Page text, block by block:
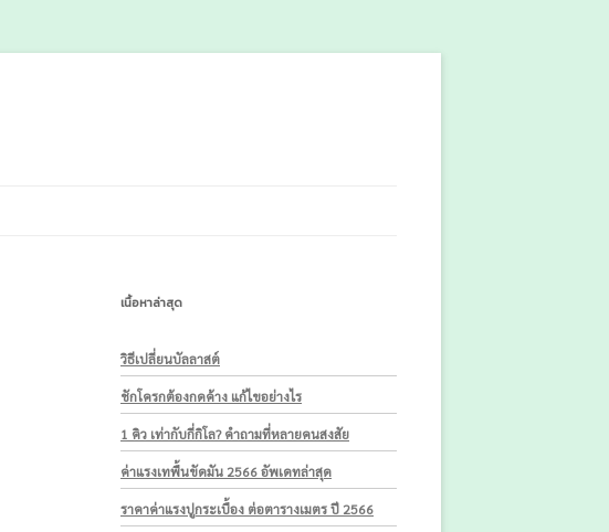
เนื้อหาล่าสุด
วิธีเปลี่ยนบัลลาสต์
ชักโครกต้องกดค้าง แก้ไขอย่างไร
1 คิว เท่ากับกี่กิโล? คำถามที่หลายคนสงสัย
ค่าแรงเทพื้นขัดมัน 2566 อัพเดทล่าสุด
ราคาค่าแรงปูกระเบื้อง ต่อตารางเมตร ปี 2566